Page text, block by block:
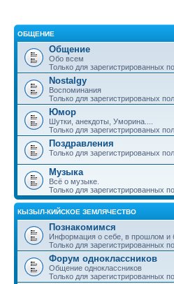
ОБЩЕНИЕ
Общение
Обо всем
Только для зарегистрированных
Nostalgy
Воспоминания
Только для зарегистрированых
Юмор
Шутки, анекдоты, Уморина....
Только для зарегистрированых
Поздравления
Только для зарегистрированых
Музыка
Всё о музыке.
Только для зарегистрированных
КЫЗЫЛ-КИЙСКОЕ ЗЕМЛЯЧЕСТВО
Познакомимся
Информация о себе, в прошлом и
Только для зарегистрированных
Форум одноклассников
Общение одноклассников
Только для зарегистрированных